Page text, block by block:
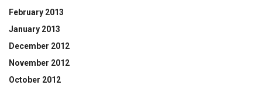
February 2013
January 2013
December 2012
November 2012
October 2012